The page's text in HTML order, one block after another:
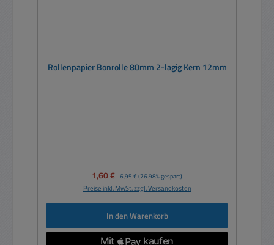
Rollenpapier Bonrolle 80mm 2-lagig Kern 12mm
Verkaufspreis:
1,60 € Regulärer Preis:
6,95 € (76.98% gespart)
Preise inkl. MwSt. zzgl. Versandkosten
In den Warenkorb